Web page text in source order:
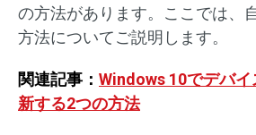
の方法があります。ここでは、
方法についてご説明します。
関連記事： Windows 10でデバ
新する2つの方法